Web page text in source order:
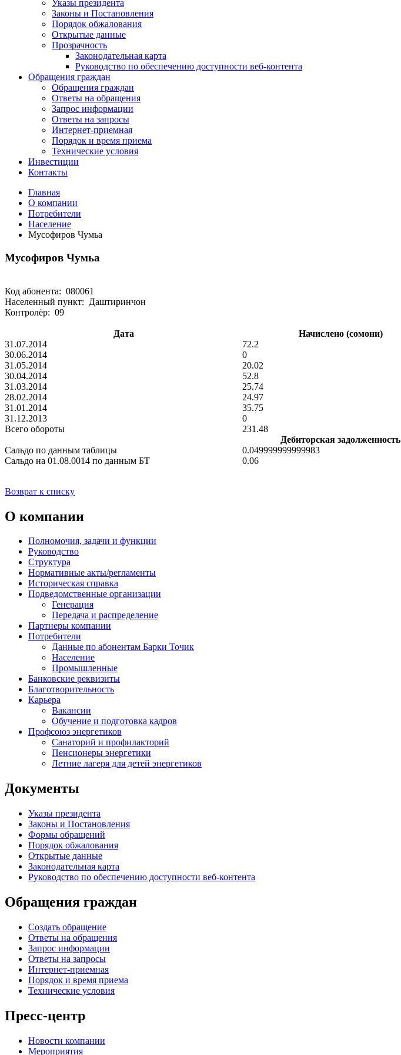
Указы президента
Законы и Постановления
Порядок обжалования
Открытые данные
Прозрачность
Законодательная карта
Руководство по обеспечению доступности веб-контента
Обращения граждан
Обращения граждан
Ответы на обращения
Запрос информации
Ответы на запросы
Интернет-приемная
Порядок и время приема
Технические условия
Инвестиции
Контакты
Главная
О компании
Потребители
Население
Мусофиров Чумьа
Мусофиров Чумьа
Код абонента: 080061
Населенный пункт: Даштиринчон
Контролёр: 09
Дата Начислено (сомони)
31.07.2014
72.2
30.06.2014
0
31.05.2014
20.02
30.04.2014
52.8
31.03.2014
25.74
28.02.2014
24.97
31.01.2014
35.75
31.12.2013
0
Всего обороты
231.48
Дебиторская задолженность
Сальдо по данным таблицы
0.049999999999983
Сальдо на 01.08.0014 по данным БТ
0.06
Возврат к списку
О компании
Полномочия, задачи и функции
Руководство
Структура
Нормативные акты/регламенты
Историческая справка
Подведомственные организации
Генерация
Передача и распределение
Партнеры компании
Потребители
Данные по абонентам Барки Точик
Население
Промышленные
Банковские реквизиты
Благотворительность
Карьера
Вакансии
Обучение и подготовка кадров
Профсоюз энергетиков
Санаторий и профилакторий
Пенсионеры энергетики
Летние лагеря для детей энергетиков
Документы
Указы президента
Законы и Постановления
Формы обращений
Порядок обжалования
Открытые данные
Законодательная карта
Руководство по обеспечению доступности веб-контента
Обращения граждан
Создать обращение
Ответы на обращения
Запрос информации
Ответы на запросы
Интернет-приемная
Порядок и время приема
Технические условия
Пресс-центр
Новости компании
Мероприятия